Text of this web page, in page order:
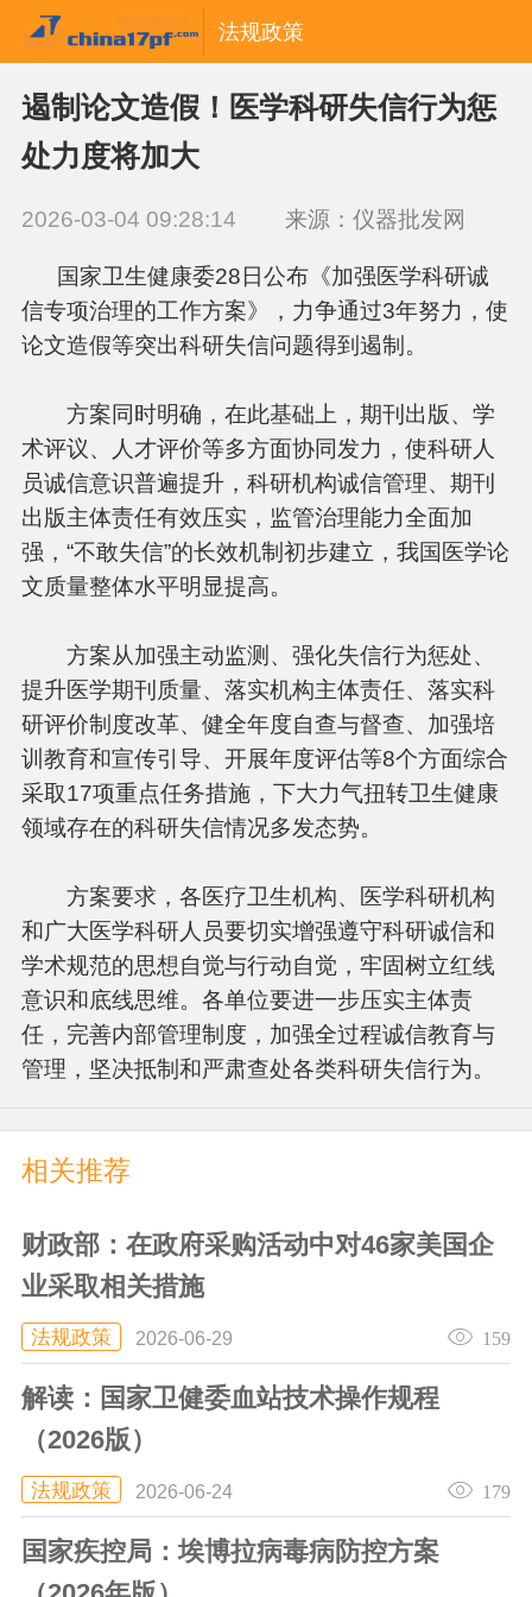
法规政策
遏制论文造假！医学科研失信行为惩
处力度将加大
2026-03-04 09:28:14 来源：仪器批发网
国家卫生健康委28日公布《加强医学科研诚
信专项治理的工作方案》，力争通过3年努力，使
论文造假等突出科研失信问题得到遏制。
方案同时明确，在此基础上，期刊出版、学
术评议、人才评价等多方面协同发力，使科研人
员诚信意识普遍提升，科研机构诚信管理、期刊
出版主体责任有效压实，监管治理能力全面加
强，“不敢失信”的长效机制初步建立，我国医学论
文质量整体水平明显提高。
方案从加强主动监测、强化失信行为惩处、
提升医学期刊质量、落实机构主体责任、落实科
研评价制度改革、健全年度自查与督查、加强培
训教育和宣传引导、开展年度评估等8个方面综合
采取17项重点任务措施，下大力气扭转卫生健康
领域存在的科研失信情况多发态势。
方案要求，各医疗卫生机构、医学科研机构
和广大医学科研人员要切实增强遵守科研诚信和
学术规范的思想自觉与行动自觉，牢固树立红线
意识和底线思维。各单位要进一步压实主体责
任，完善内部管理制度，加强全过程诚信教育与
管理，坚决抵制和严肃查处各类科研失信行为。
相关推荐
财政部：在政府采购活动中对46家美国企
业采取相关措施
法规政策 2026-06-29 159
解读：国家卫健委血站技术操作规程
（2026版）
法规政策 2026-06-24 179
国家疾控局：埃博拉病毒病防控方案